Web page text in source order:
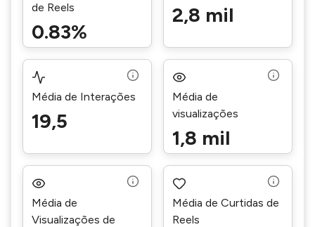
de Reels
0.83%
2,8 mil
Média de Interações
19,5
Média de
visualizações
1,8 mil
Média de
Visualizações de
Média de Curtidas de
Reels